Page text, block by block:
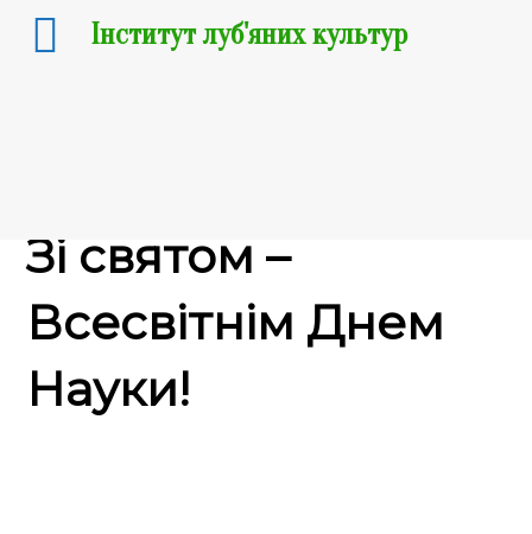
Зі святом –
Всесвітнім Днем
Науки!
Інститут луб'яних культур